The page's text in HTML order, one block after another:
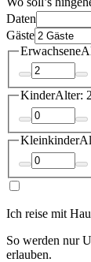
Daten
Gäste
Erwachsene
KinderAlter:
Kleinkinder
Ich reise mit
So werden nur
erlauben.